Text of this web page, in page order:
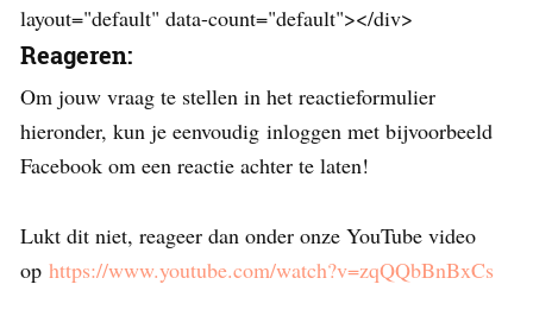
layout="default" data-count="default"></div>
Reageren:
Om jouw vraag te stellen in het reactieformulier
hieronder, kun je eenvoudig inloggen met bijvoorbeeld
Facebook om een reactie achter te laten!
Lukt dit niet, reageer dan onder onze YouTube video
op https://www.youtube.com/watch?v=zqQQbBnBxCs